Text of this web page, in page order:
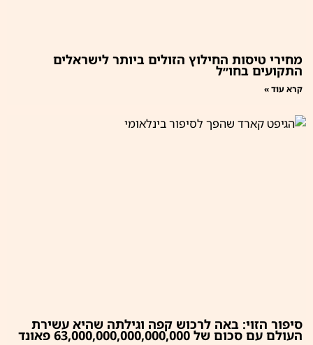
מחירי טיסות החילוץ הזולים ביותר לישראלים
התקועים בחו״ל
קרא עוד »
סיפור הזוי: באה לרכוש קפה וגילתה שהיא עשירת
העולם עם סכום של 63,000,000,000,000,000 פאונד